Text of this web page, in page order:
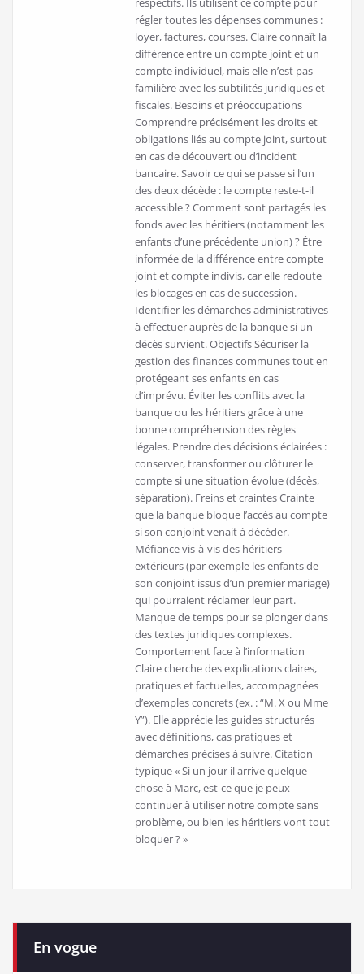
régler toutes les dépenses communes :
loyer, factures, courses. Claire connaît la
différence entre un compte joint et un
compte individuel, mais elle n’est pas
familière avec les subtilités juridiques et
fiscales. Besoins et préoccupations
Comprendre précisément les droits et
obligations liés au compte joint, surtout
en cas de découvert ou d’incident
bancaire. Savoir ce qui se passe si l’un
des deux décède : le compte reste-t-il
accessible ? Comment sont partagés les
fonds avec les héritiers (notamment les
enfants d’une précédente union) ? Être
informée de la différence entre compte
joint et compte indivis, car elle redoute
les blocages en cas de succession.
Identifier les démarches administratives
à effectuer auprès de la banque si un
décès survient. Objectifs Sécuriser la
gestion des finances communes tout en
protégeant ses enfants en cas
d’imprévu. Éviter les conflits avec la
banque ou les héritiers grâce à une
bonne compréhension des règles
légales. Prendre des décisions éclairées :
conserver, transformer ou clôturer le
compte si une situation évolue (décès,
séparation). Freins et craintes Crainte
que la banque bloque l’accès au compte
si son conjoint venait à décéder.
Méfiance vis-à-vis des héritiers
extérieurs (par exemple les enfants de
son conjoint issus d’un premier mariage)
qui pourraient réclamer leur part.
Manque de temps pour se plonger dans
des textes juridiques complexes.
Comportement face à l’information
Claire cherche des explications claires,
pratiques et factuelles, accompagnées
d’exemples concrets (ex. : “M. X ou Mme
Y”). Elle apprécie les guides structurés
avec définitions, cas pratiques et
démarches précises à suivre. Citation
typique « Si un jour il arrive quelque
chose à Marc, est-ce que je peux
continuer à utiliser notre compte sans
problème, ou bien les héritiers vont tout
bloquer ? »
En vogue